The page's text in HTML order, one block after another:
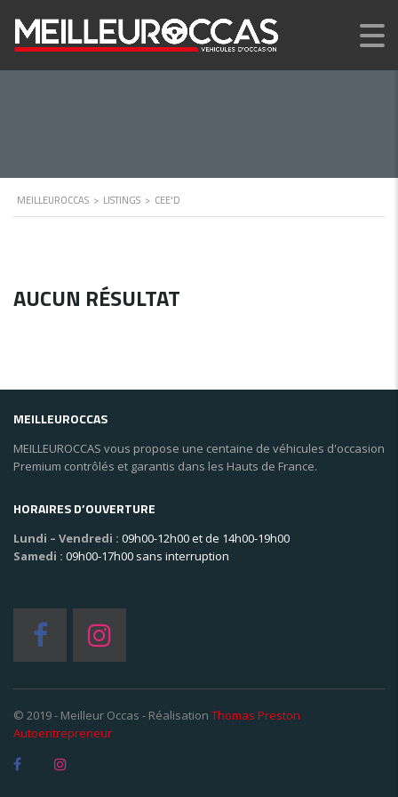
MEILLEUROCCAS > LISTINGS > CEE'D
AUCUN RÉSULTAT
MEILLEUROCCAS
MEILLEUROCCAS vous propose une centaine de véhicules d'occasion
Premium contrôlés et garantis dans les Hauts de France.
HORAIRES D’OUVERTURE
Lundi – Vendredi : 09h00-12h00 et de 14h00-19h00
Samedi : 09h00-17h00 sans interruption
© 2019 - Meilleur Occas - Réalisation Thomas Preston
Autoentrepreneur